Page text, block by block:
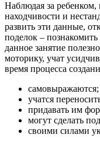
Наблюдая за ребенком,
находчивости и
развить эти данные,
поделок –
данное занятие
моторику, учат
время процесса
самовыражаются;
учатся
придавать им
могут сделать
своими силами